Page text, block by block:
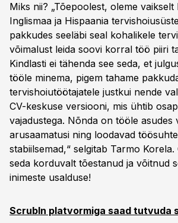
Miks nii? „Tõepoolest, oleme vaikselt
Inglismaa ja Hispaania
pakkudes seeläbi seal kohalikele
võimalust leida soovi korral töö piiri
Kindlasti ei tähenda see seda, et
tööle minema, pigem tahame
tervishoiutöötajatele justkui nende
CV-keskuse versiooni, mis ühtib
vajadustega. Nõnda on tööle asudes
arusaamatusi ning loodavad
stabiilsemad,“ selgitab Tarmo Korela.
seda korduvalt tõestanud ja võitnud
inimeste usalduse!
ScrubIn platvormiga saad tutvuda